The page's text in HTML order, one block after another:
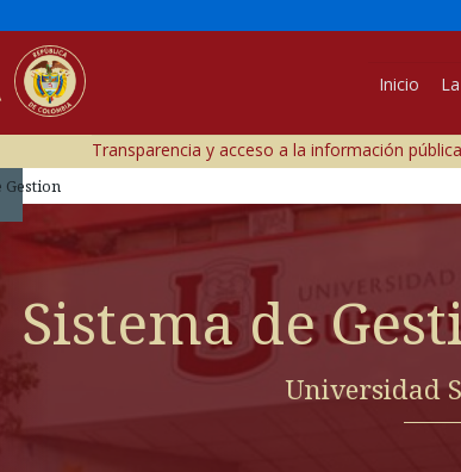
Inicio
Transparencia y acceso a la información pública
Gestion
Sistema de
Universidad